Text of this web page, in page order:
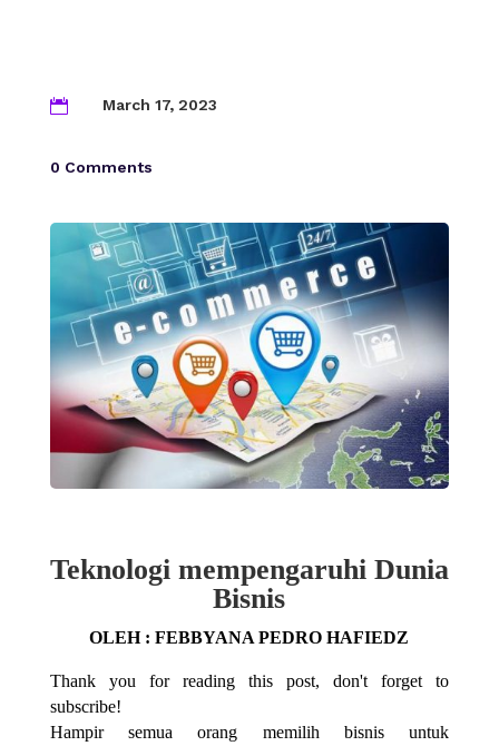
 March 17, 2023
0 Comments
Teknologi mempengaruhi Dunia
Bisnis
OLEH : FEBBYANA PEDRO HAFIEDZ
Thank you for reading this post, don't forget to
subscribe!
Hampir semua orang memilih bisnis untuk